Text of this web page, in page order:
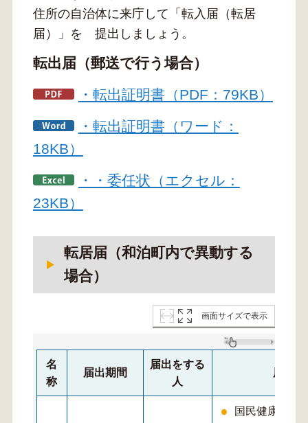
住所の自治体に来庁して「転入届（転居
届）」を 提出しましょう。
転出届（郵送で行う場合）
・転出証明書（PDF：79KB）
・転出証明書（ワード：
18KB）
・・委任状（エクセル：
23KB）
転居届（和泊町内で異動する
場合）
画面サイズで表示
名
称
届出期間
届出をする
人
届出
国民健康保険